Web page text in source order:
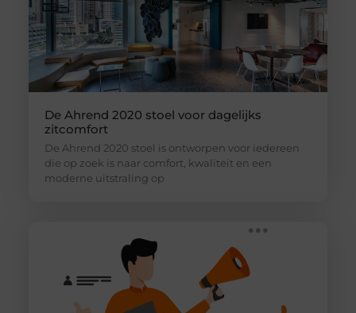
De Ahrend 2020 stoel voor dagelijks
zitcomfort
De Ahrend 2020 stoel is ontworpen voor iedereen
die op zoek is naar comfort, kwaliteit en een
moderne uitstraling op